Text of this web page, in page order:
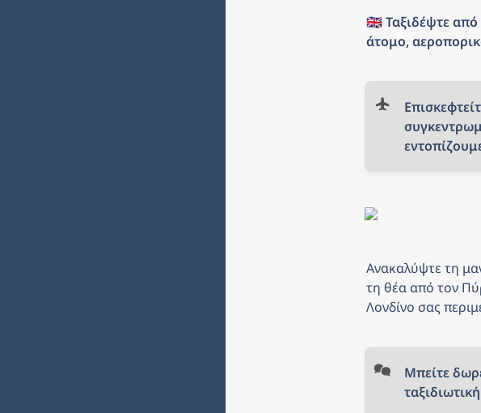
🇬🇧 Ταξιδέψτε
άτομο,
Ανακαλύψτε τη
τη θέα από τον
Λονδίνο σας
Μπείτε